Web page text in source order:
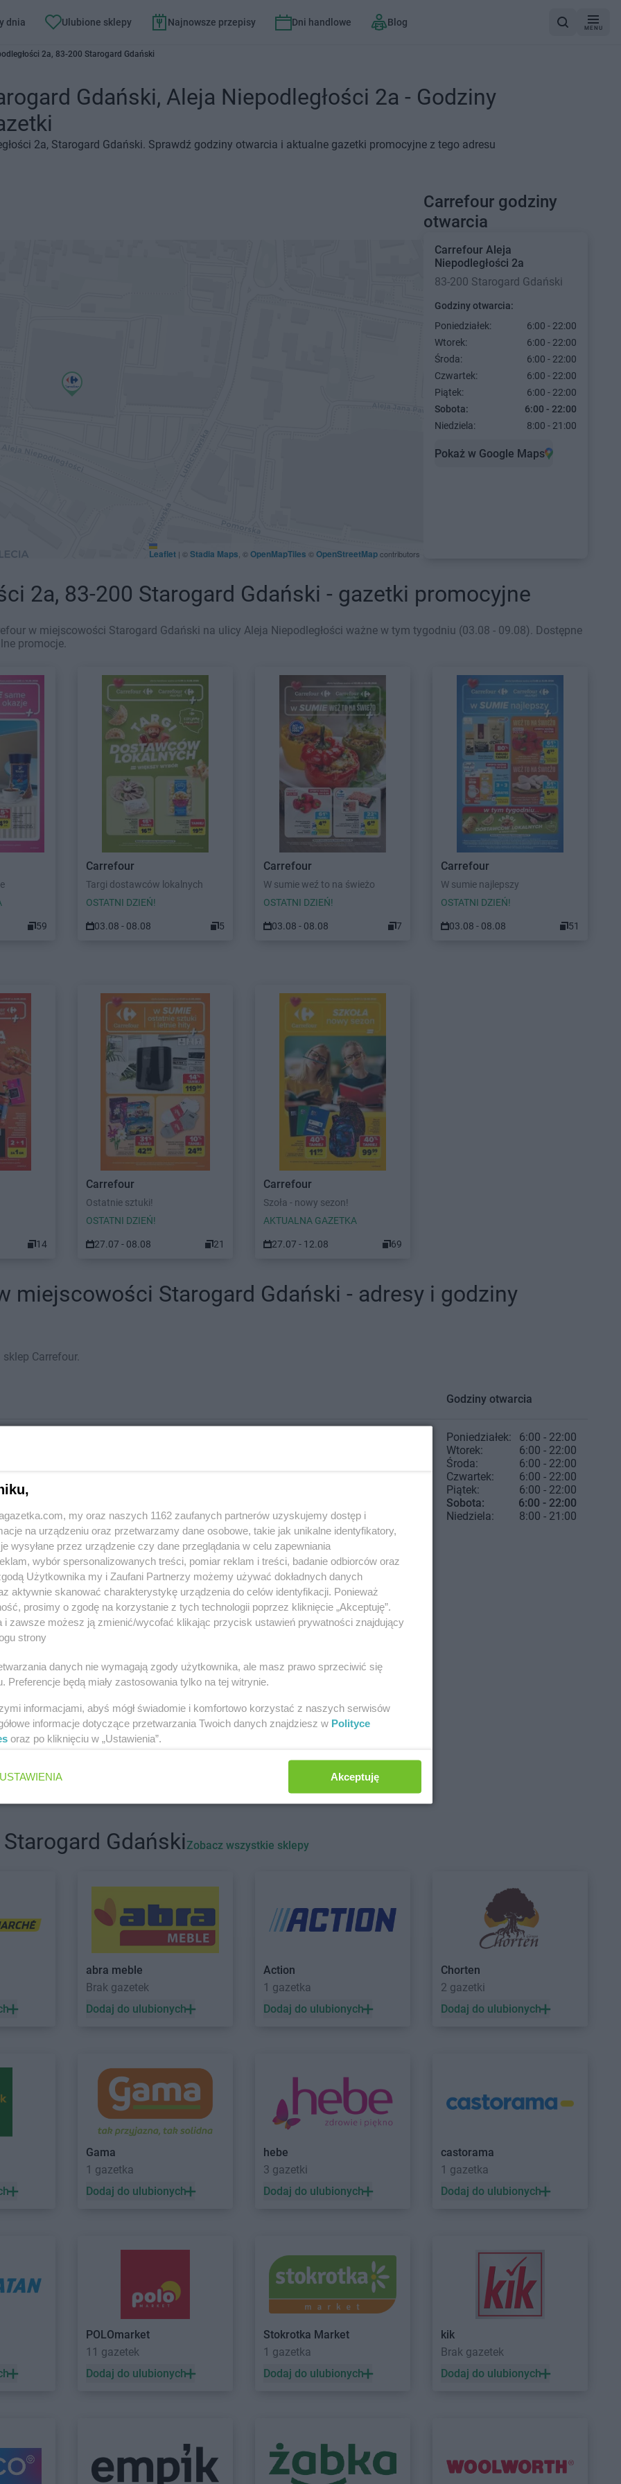
dnia Ulubione sklepy Najnowsze przepisy Dni handlowe Blog
MENU
2a, 83-200 Starogard Gdański
Gdański, Aleja Niepodległości 2a - Godziny
2a, Starogard Gdański. Sprawdź godziny otwarcia i aktualne gazetki promocyjne z tego adresu
Carrefour godziny
otwarcia
Carrefour Aleja
Niepodległości 2a
83-200 Starogard Gdański
Godziny otwarcia:
Poniedziałek:
6:00 - 22:00
Wtorek:
6:00 - 22:00
Środa:
6:00 - 22:00
Czwartek:
6:00 - 22:00
Piątek:
6:00 - 22:00
Sobota:
6:00 - 22:00
Niedziela:
8:00 - 21:00
Pokaż w Google Maps
Leaflet | ©Stadia Maps , ©OpenMapTiles ©OpenStreetMapcontributors
2a, 83-200 Starogard Gdański - gazetki promocyjne
w miejscowości Starogard Gdański na ulicy Aleja Niepodległości ważne w tym tygodniu (03.08 - 09.08). Dostępne
promocje.
59
Carrefour
Targi dostawców lokalnych
OSTATNI DZIEŃ!
03.08 - 08.08 5
Carrefour
W sumie weź to na świeżo
OSTATNI DZIEŃ!
03.08 - 08.08 7
Carrefour
W sumie najlepszy
OSTATNI DZIEŃ!
03.08 - 08.08 51
14
Carrefour
Ostatnie sztuki!
OSTATNI DZIEŃ!
27.07 - 08.08 21
Carrefour
Szoła - nowy sezon!
AKTUALNA GAZETKA
27.07 - 12.08 69
miejscowości Starogard Gdański - adresy i godziny
Carrefour.
Godziny otwarcia
Poniedziałek:
6:00 - 22:00
Wtorek:
6:00 - 22:00
Środa:
6:00 - 22:00
Czwartek:
6:00 - 22:00
Piątek:
6:00 - 22:00
Sobota:
6:00 - 22:00
Niedziela:
8:00 - 21:00
Carrefour Bielsko-Biała
Carrefour Bolesławiec
Carrefour Bydgoszcz
Carrefour Bytom
Carrefour Gorzów Wielkopolski
Carrefour Grudziądz
Koźle
Carrefour Kłodzko
Carrefour Kraków
Carrefour
Carrefour Poznań Carrefour Puławy
Carrefour Suwałki
Carrefour Tczew Carrefour Tomaszów Mazowiecki Carrefour Toruń
Carrefour Wołomin Carrefour
GdańskiZobacz wszystkie sklepy
abra meble
Brak gazetek
Dodaj do ulubionych
Action
1 gazetka
Dodaj do ulubionych
Chorten
2 gazetki
Dodaj do ulubionych
Gama
1 gazetka
Dodaj do ulubionych
hebe
3 gazetki
Dodaj do ulubionych
castorama
1 gazetka
Dodaj do ulubionych
POLOmarket
11 gazetek
Dodaj do ulubionych
Stokrotka Market
1 gazetka
Dodaj do ulubionych
kik
Brak gazetek
Dodaj do ulubionych
my oraz naszych 1162 zaufanych partnerów uzyskujemy dostęp i
na urządzeniu oraz przetwarzamy dane osobowe, takie jak unikalne identyfikatory,
wysyłane przez urządzenie czy dane przeglądania w celu zapewniania
wybór spersonalizowanych treści, pomiar reklam i treści, badanie odbiorców oraz
Użytkownika my i Zaufani Partnerzy możemy używać dokładnych danych
aktywnie skanować charakterystykę urządzenia do celów identyfikacji. Ponieważ
prosimy o zgodę na korzystanie z tych technologii poprzez kliknięcie „Akceptuję”.
i zawsze możesz ją zmienić/wycofać klikając przycisk ustawień prywatności znajdujący
strony
danych nie wymagają zgody użytkownika, ale masz prawo sprzeciwić się
Preferencje będą miały zastosowania tylko na tej witrynie.
informacjami, abyś mógł świadomie i komfortowo korzystać z naszych serwisów
informacje dotyczące przetwarzania Twoich danych znajdziesz w Polityce
oraz po kliknięciu w „Ustawienia”.
USTAWIENIA Akceptuję